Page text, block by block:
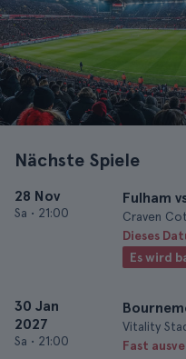
Nächste Spiele
28 Nov
Sa • 21:00
Fulham
Craven
Dieses
Es wird
30 Jan
2027
Sa • 21:00
Vitality
Fast